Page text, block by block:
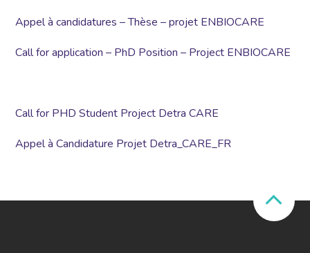
Appel à candidatures – Thèse – projet ENBIOCARE
Call for application – PhD Position – Project ENBIOCARE
Call for PHD Student Project Detra CARE
Appel à Candidature Projet Detra_CARE_FR